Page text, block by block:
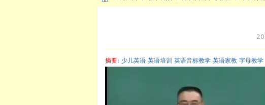
陈雷
摘要: 少儿英语 英语培训 英语音标教学 英语家教 字母教学